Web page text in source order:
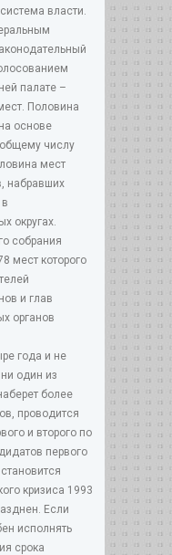
власти.
палате –
Половина
основе
общему числу
мест
набравших
округах.
собрания
мест которого
и глав
органов
года и не
один из
более
проводится
и второго по
первого
кризиса 1993
Если
исполнять
срока